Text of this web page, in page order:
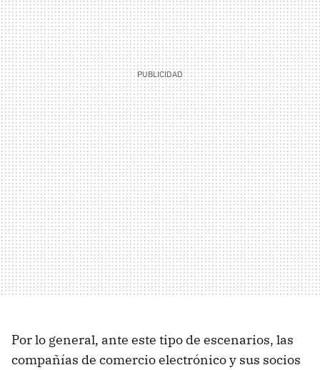
Por lo general, ante este tipo de escenarios, las
compañías de comercio electrónico y sus socios